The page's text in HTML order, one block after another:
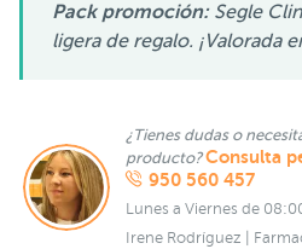
Pack promoción:Segle
ligera de regalo. ¡Valorada
¿Tienes dudas o
producto?Consulta
950 560 457
Lunes a Viernes de
Irene Rodríguez |